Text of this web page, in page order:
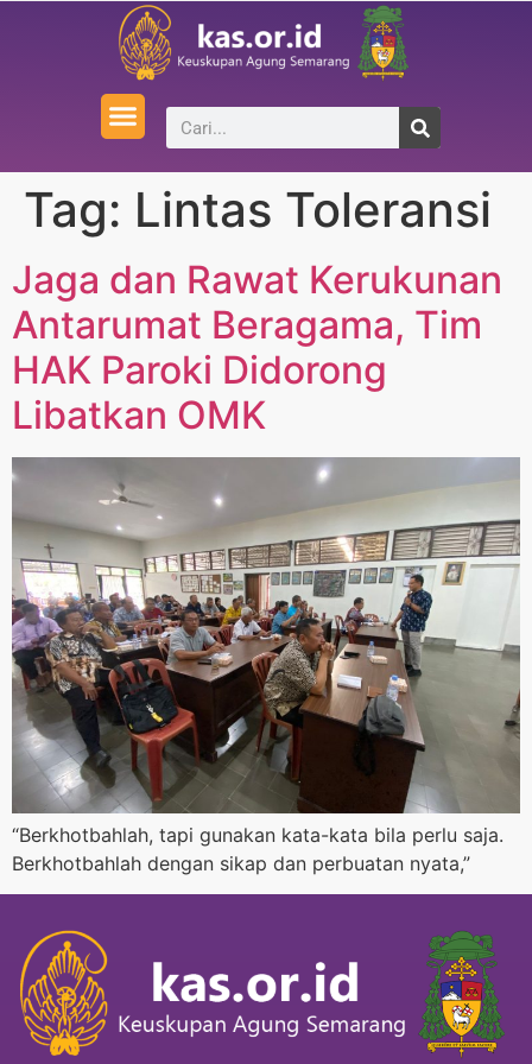
Tag: Lintas Toleransi
Jaga dan Rawat Kerukunan
Antarumat Beragama, Tim
HAK Paroki Didorong
Libatkan OMK
“Berkhotbahlah, tapi gunakan kata-kata bila perlu saja.
Berkhotbahlah dengan sikap dan perbuatan nyata,”